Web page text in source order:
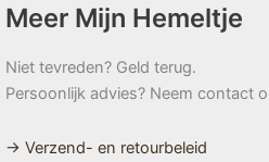
Meer Mijn Hemeltje
Niet tevreden? Geld terug.
Persoonlijk advies? Neem contact
→ Verzend- en retourbeleid